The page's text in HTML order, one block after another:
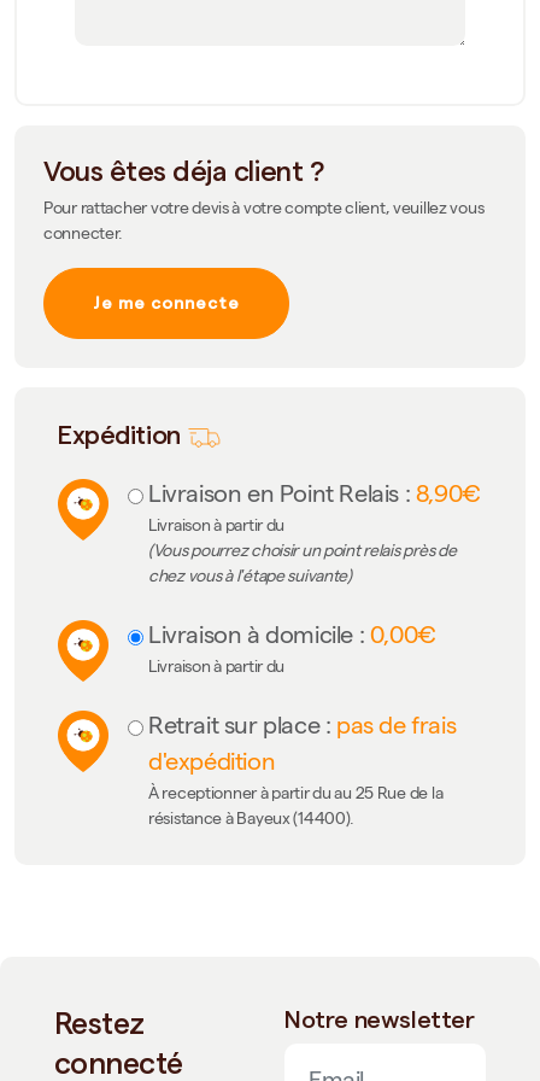
Vous êtes déja client ?
Pour rattacher votre devis à votre compte client, veuillez vous
connecter.
Je me connecte
Expédition
Livraison en Point Relais : 8,90€
Livraison à partir du
(Vous pourrez choisir un point relais près de
chez vous à l'étape suivante)
Livraison à domicile : 0,00€
Livraison à partir du
Retrait sur place : pas de frais
d'expédition
À receptionner à partir du au 25 Rue de la
résistance à Bayeux (14400).
Restez
connecté
Notre newsletter